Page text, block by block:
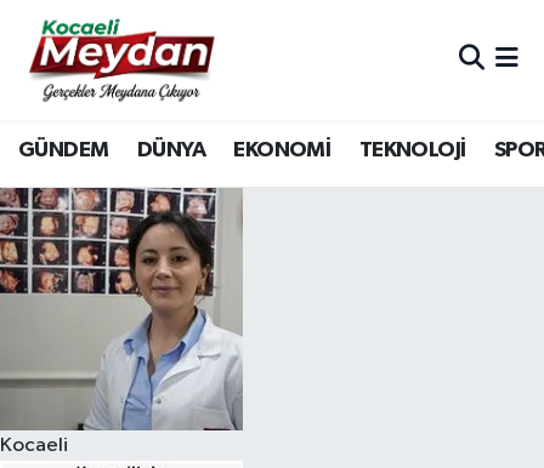
GÜNDEM DÜNYA EKONOMİ TEKNOLOJİ
Kocaeli
Nöbetçi Eczaneler
Hava Durumu
Trafik Durumu
Süper Lig Puan Durumu ve Fikstür
Tüm Manşetler
Son Dakika Haberleri
Haber Arşivi